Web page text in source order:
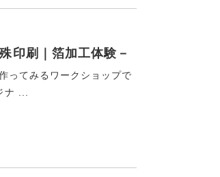
印刷｜箔加工体験－
ってみるワークショップで
...